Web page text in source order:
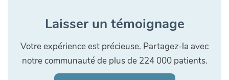
Laisser un témoignage
Votre expérience est précieuse. Partagez-la avec
notre communauté de plus de 224 000 patients.